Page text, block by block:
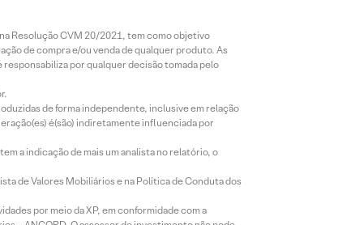
Resolução CVM 20/2021, tem como objetivo
de compra e/ou venda de qualquer produto. As
por qualquer decisão tomada pelo
de forma independente, inclusive em relação
é(são) indiretamente influenciada por
a indicação de mais um analista no relatório, o
de Valores Mobiliários e na Política de Conduta dos
por meio da XP, em conformidade com a